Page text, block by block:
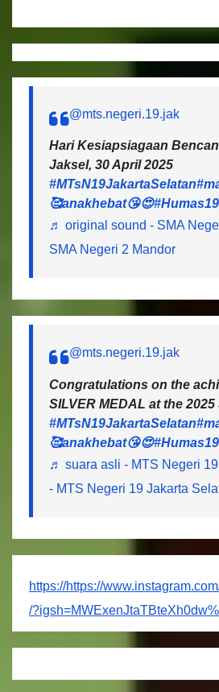
@mts.negeri.19.jak
Hari Kesiapsiagaan
Jaksel, 30 April 2025
#MTsN19JakartaSelatan
🥰anakhebat😘😍#Humas19
♬ original sound - SMA
SMA Negeri 2 Mandor
@mts.negeri.19.jak
Congratulations on the
SILVER MEDAL at the
#MTsN19JakartaSelatan
🥰anakhebat😘😍#Humas19
♬ suara asli - MTS Negeri
- MTS Negeri 19 Jakarta
https://https://
/